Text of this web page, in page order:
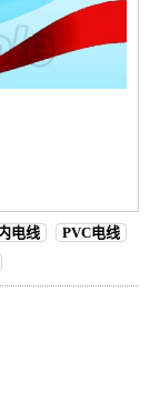
电线
PVC电线